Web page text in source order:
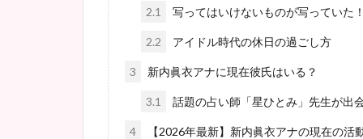
2.1 写ってはいけないものが写っていた
2.2 アイドル時代の休日の過ごし方
3 新内眞衣アナに現在彼氏はいる？
3.1 話題の占い師「星ひとみ」先生が出
4 【2026年最新】新内眞衣アナの現在の活